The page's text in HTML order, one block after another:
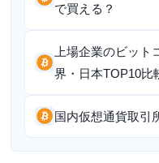
で買える？
上場企業のビッ
界・日本TOP10比
国内仮想通貨取引